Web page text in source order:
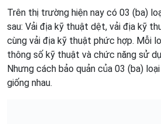
Trên thị trường hiện nay có 03 (ba)
sau: Vải địa kỹ thuật dệt, vải địa kỹ
cùng vải địa kỹ thuật phức hợp. Mỗi
thông số kỹ thuật và chức năng sử
Nhưng cách bảo quản của 03 (ba)
giống nhau.